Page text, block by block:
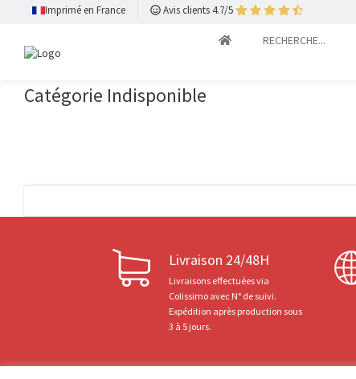
Imprimé en France Avis clients 4.7/5
RECHERCHE...
Catégorie Indisponible
Livraison 24/48H
Livraisons effectuées via
Colissimo avec N° de suivi.
Expédition après production sous
3 à 5 jours.